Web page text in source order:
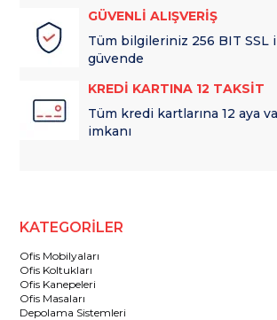
GÜVENLİ ALIŞVERİŞ
Tüm bilgileriniz 256 BIT SSL
güvende
KREDİ KARTINA 12 TAKSİT
Tüm kredi kartlarına 12 aya
imkanı
KATEGORİLER
Ofis Mobilyaları
Ofis Koltukları
Ofis Kanepeleri
Ofis Masaları
Depolama Sistemleri